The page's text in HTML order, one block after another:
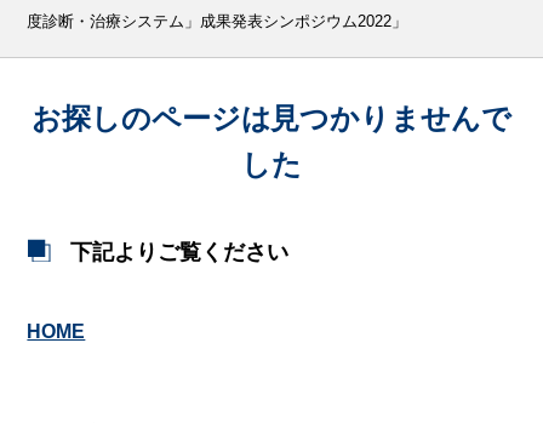
度診断・治療システム」成果発表シンポジウム2022」
お探しのページは見つかりませんで
した
下記よりご覧ください
HOME